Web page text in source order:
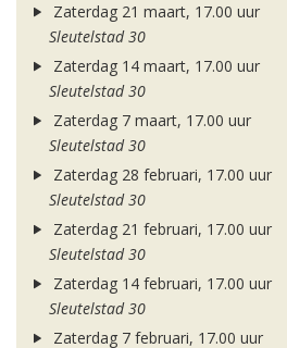
Zaterdag 21 maart, 17.00 uur
Sleutelstad 30
Zaterdag 14 maart, 17.00 uur
Sleutelstad 30
Zaterdag 7 maart, 17.00 uur
Sleutelstad 30
Zaterdag 28 februari, 17.00 uur
Sleutelstad 30
Zaterdag 21 februari, 17.00 uur
Sleutelstad 30
Zaterdag 14 februari, 17.00 uur
Sleutelstad 30
Zaterdag 7 februari, 17.00 uur